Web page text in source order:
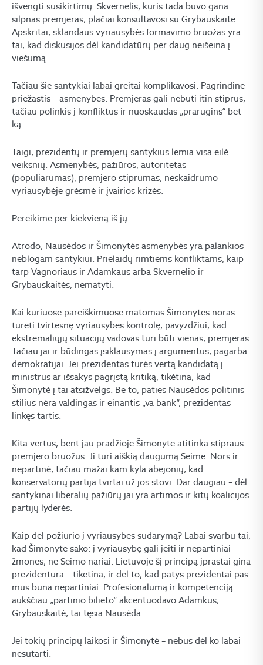
išvengti susikirtimų. Skvernelis, kuris tada buvo gana
silpnas premjeras, plačiai konsultavosi su Grybauskaite.
Apskritai, sklandaus vyriausybės formavimo bruožas yra
tai, kad diskusijos dėl kandidatūrų per daug neišeina į
viešumą.
Tačiau šie santykiai labai greitai komplikavosi. Pagrindinė
priežastis – asmenybės. Premjeras gali nebūti itin stiprus,
tačiau polinkis į konfliktus ir nuoskaudas „prarūgins“ bet
ką.
Taigi, prezidentų ir premjerų santykius lemia visa eilė
veiksnių. Asmenybės, pažiūros, autoritetas
(populiarumas), premjero stiprumas, neskaidrumo
vyriausybėje grėsmė ir įvairios krizės.
Pereikime per kiekvieną iš jų.
Atrodo, Nausėdos ir Šimonytės asmenybės yra palankios
neblogam santykiui. Prielaidų rimtiems konfliktams, kaip
tarp Vagnoriaus ir Adamkaus arba Skvernelio ir
Grybauskaitės, nematyti.
Kai kuriuose pareiškimuose matomas Šimonytės noras
turėti tvirtesnę vyriausybės kontrolę, pavyzdžiui, kad
ekstremaliųjų situacijų vadovas turi būti vienas, premjeras.
Tačiau jai ir būdingas įsiklausymas į argumentus, pagarba
demokratijai. Jei prezidentas turės vertą kandidatą į
ministrus ar išsakys pagrįstą kritiką, tikėtina, kad
Šimonytė į tai atsižvelgs. Be to, paties Nausėdos politinis
stilius nėra valdingas ir einantis „va bank“, prezidentas
linkęs tartis.
Kita vertus, bent jau pradžioje Šimonytė atitinka stipraus
premjero bruožus. Ji turi aiškią daugumą Seime. Nors ir
nepartinė, tačiau mažai kam kyla abejonių, kad
konservatorių partija tvirtai už jos stovi. Dar daugiau – dėl
santykinai liberalių pažiūrų jai yra artimos ir kitų koalicijos
partijų lyderės.
Kaip dėl požiūrio į vyriausybės sudarymą? Labai svarbu tai,
kad Šimonytė sako: į vyriausybę gali įeiti ir nepartiniai
žmonės, ne Seimo nariai. Lietuvoje šį principą įprastai gina
prezidentūra – tikėtina, ir dėl to, kad patys prezidentai pas
mus būna nepartiniai. Profesionalumą ir kompetenciją
aukščiau „partinio bilieto“ akcentuodavo Adamkus,
Grybauskaitė, tai tęsia Nausėda.
Jei tokių principų laikosi ir Šimonytė – nebus dėl ko labai
nesutarti.